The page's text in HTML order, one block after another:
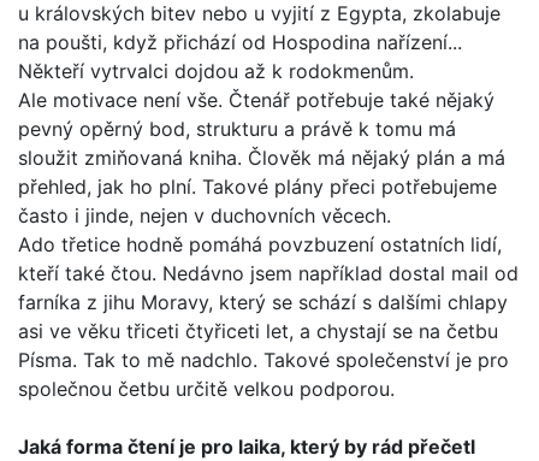
u krá­lovských bitev nebo u vyjití z Egypta, zkolabuje
na poušti, když přichází od Hospodina nařízení...
Někteří vytrvalci dojdou až k rodokmenům.
Ale motivace není vše. Čtenář potřebuje také nějaký
pevný opěrný bod, strukturu a právě k tomu má
sloužit zmiňovaná kniha. Člověk má nějaký plán a má
přehled, jak ho plní. Tako­vé plány přeci potřebujeme
často i jinde, nejen v duchovních věcech.
Ado třetice hodně pomáhá povzbuzení ostatních lidí,
kte­ří také čtou. Nedávno jsem například dostal mail od
farníka z jihu Moravy, který se schází s dalšími chlapy
asi ve věku tři­ceti čtyřiceti let, a chystají se na četbu
Písma. Tak to mě nad­chlo. Takové společenství je pro
společnou četbu určitě velkou podporou.
Jaká forma čtení je pro laika, který by rád přečetl